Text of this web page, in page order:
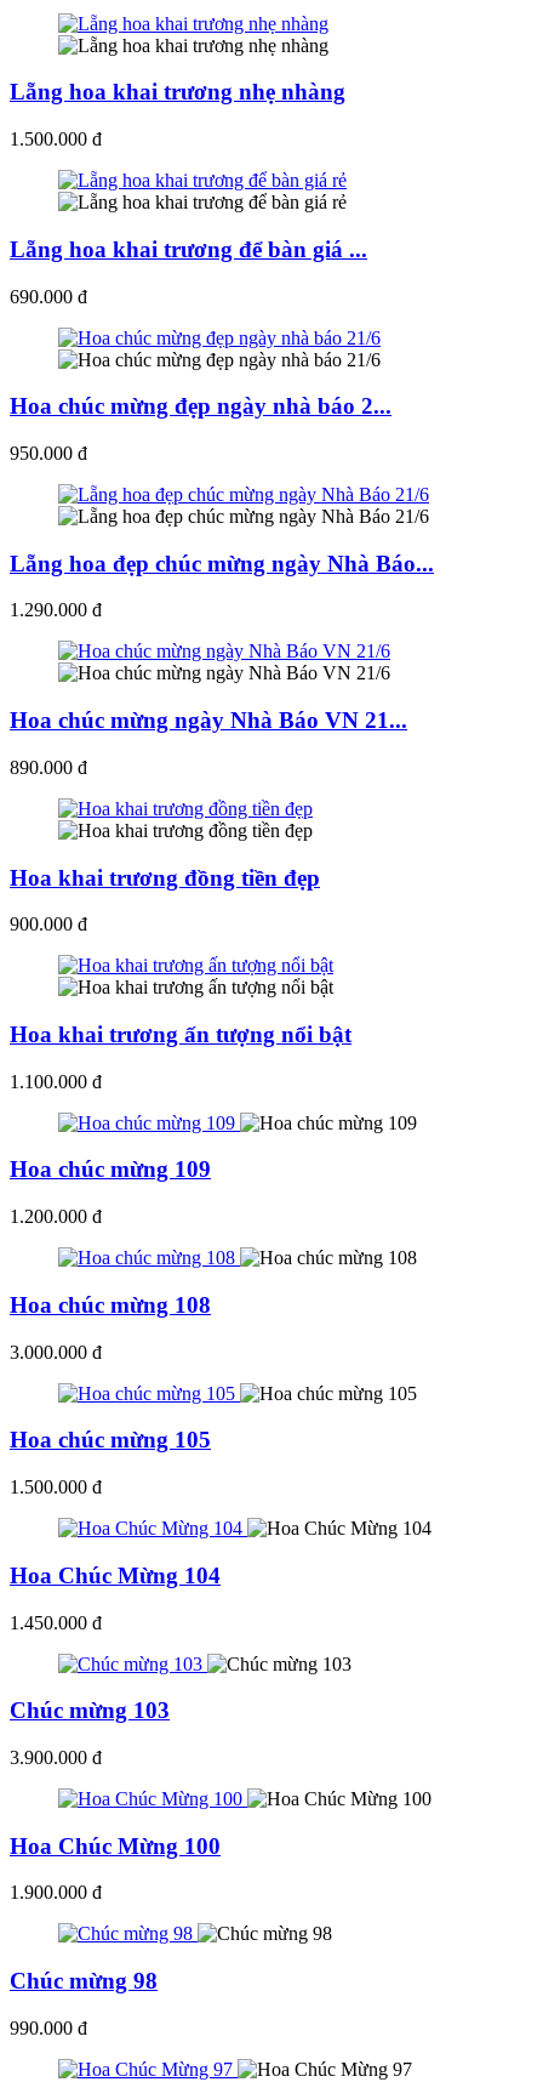
Lẵng hoa khai trương nhẹ nhàng
1.500.000 đ
Lẵng hoa khai trương để bàn giá ...
690.000 đ
Hoa chúc mừng đẹp ngày nhà báo 2...
950.000 đ
Lẵng hoa đẹp chúc mừng ngày Nhà Báo...
1.290.000 đ
Hoa chúc mừng ngày Nhà Báo VN 21...
890.000 đ
Hoa khai trương đồng tiền đẹp
900.000 đ
Hoa khai trương ấn tượng nổi bật
1.100.000 đ
Hoa chúc mừng 109
1.200.000 đ
Hoa chúc mừng 108
3.000.000 đ
Hoa chúc mừng 105
1.500.000 đ
Hoa Chúc Mừng 104
1.450.000 đ
Chúc mừng 103
3.900.000 đ
Hoa Chúc Mừng 100
1.900.000 đ
Chúc mừng 98
990.000 đ